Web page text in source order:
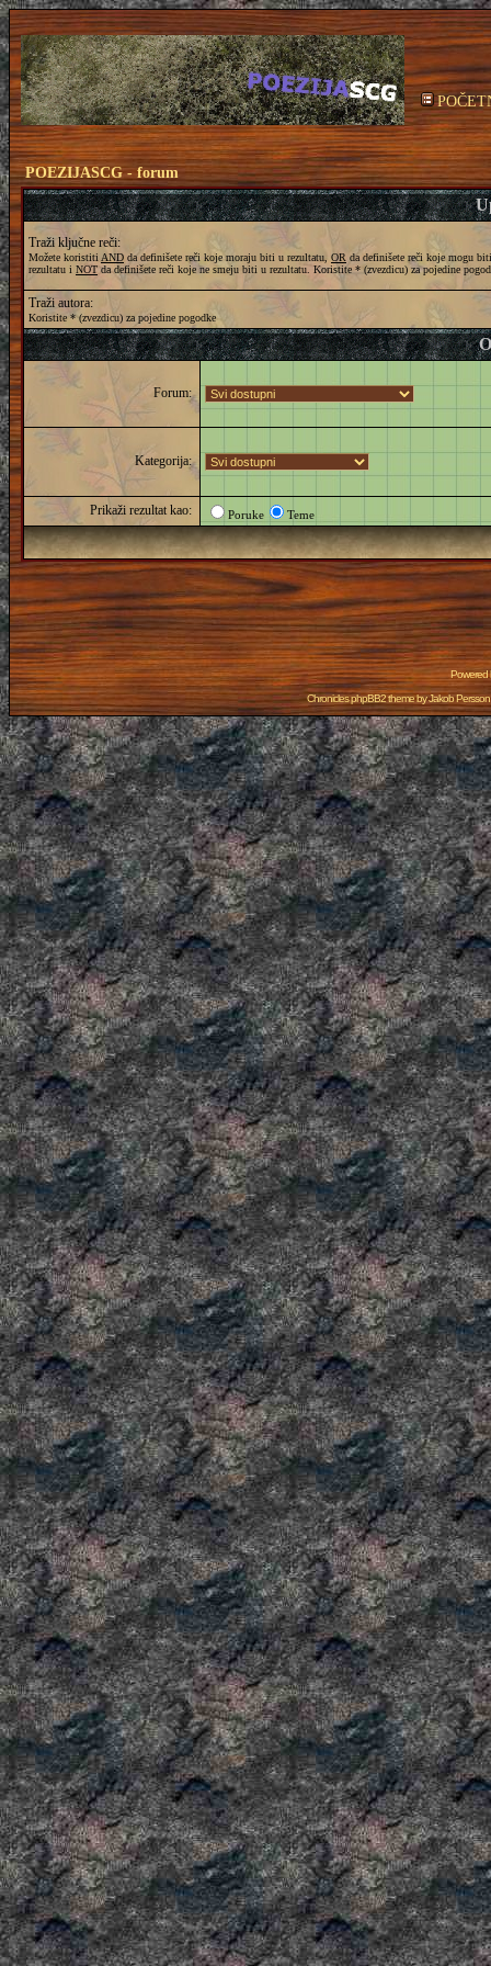
POEZIJASCG - forum
Traži ključne reči:
Možete koristiti AND da definišete reči koje moraju biti u rezultatu, OR da definišete reči koje mogu
rezultatu i NOTda definišete reči koje ne smeju biti u rezultatu. Koristite * (zvezdicu) za pojedine
Traži autora:
Koristite * (zvezdicu) za pojedine pogodke
Forum:
Kategorija:
Prikaži rezultat kao: Poruke Teme
Powered
Chronicles phpBB2 theme byJakob Persson